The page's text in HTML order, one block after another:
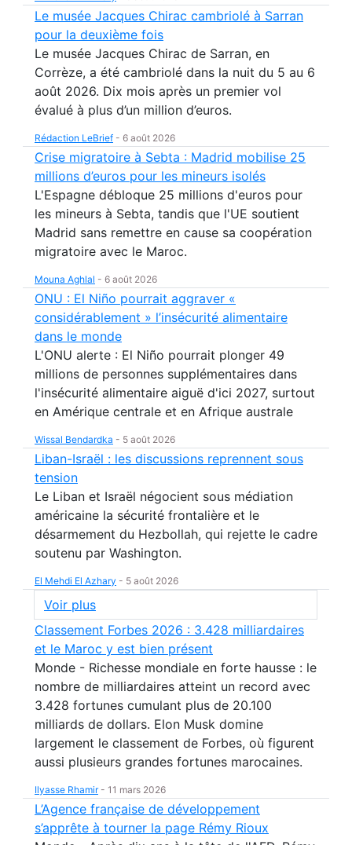
Le musée Jacques Chirac cambriolé à Sarran
pour la deuxième fois
Le musée Jacques Chirac de Sarran, en
Corrèze, a été cambriolé dans la nuit du 5 au 6
août 2026. Dix mois après un premier vol
évalué à plus d’un million d’euros.
Rédaction LeBrief - 6 août 2026
Crise migratoire à Sebta : Madrid mobilise 25
millions d’euros pour les mineurs isolés
L'Espagne débloque 25 millions d'euros pour
les mineurs à Sebta, tandis que l'UE soutient
Madrid sans remettre en cause sa coopération
migratoire avec le Maroc.
Mouna Aghlal - 6 août 2026
ONU : El Niño pourrait aggraver «
considérablement » l’insécurité alimentaire
dans le monde
L'ONU alerte : El Niño pourrait plonger 49
millions de personnes supplémentaires dans
l'insécurité alimentaire aiguë d'ici 2027, surtout
en Amérique centrale et en Afrique australe
Wissal Bendardka - 5 août 2026
Liban-Israël : les discussions reprennent sous
tension
Le Liban et Israël négocient sous médiation
américaine la sécurité frontalière et le
désarmement du Hezbollah, qui rejette le cadre
soutenu par Washington.
El Mehdi El Azhary - 5 août 2026
Voir plus
Classement Forbes 2026 : 3.428 milliardaires
et le Maroc y est bien présent
Monde - Richesse mondiale en forte hausse : le
nombre de milliardaires atteint un record avec
3.428 fortunes cumulant plus de 20.100
milliards de dollars. Elon Musk domine
largement le classement de Forbes, où figurent
aussi plusieurs grandes fortunes marocaines.
Ilyasse Rhamir- 11 mars 2026
L’Agence française de développement
s’apprête à tourner la page Rémy Rioux